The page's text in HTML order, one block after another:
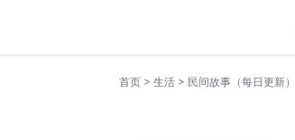
首页 > 生活 > 民间故事（每日更新）